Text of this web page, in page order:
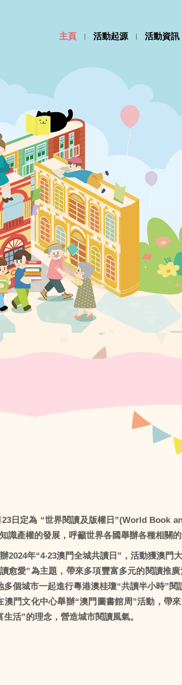
主頁 活動起源 活動資訊
日定為 “世界閱讀及版權日”(World Book
產權的發展，呼籲世界各國舉辦各種相關的
2024年“4‧23澳門全城共讀日”，活動獲澳門
愈愛”為主題，帶來多項豐富多元的閱讀推
個城市一起進行粵港澳桂瓊“共讀半小時”閱
門文化中心舉辦“澳門圖書館周”活動，帶
活”的理念，營造城市閱讀風氣。